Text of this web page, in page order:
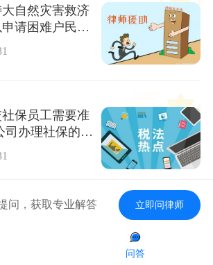
自然灾害救济
请困难户民政
保员工需要准
司办理社保的流
告？怎么判定
问，获取专业解答 立即问律师
问答